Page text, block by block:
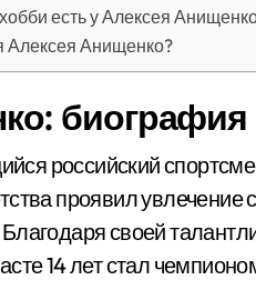
есть у Алексея
Алексея Анищенко?
российский
проявил
своей
14 лет стал